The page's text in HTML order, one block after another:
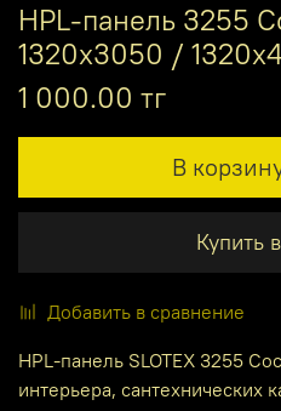
HPL-панель 3255
1320х3050 /
1 000.00 тг
В
Купить
Добавить в сравнение
HPL-панель SLOTEX 3255
интерьера, сантехнических